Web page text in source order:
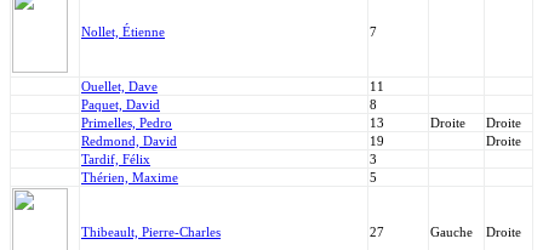
Nollet, Étienne 7
Ouellet, Dave
11
Paquet, David
8
Primelles, Pedro
13 Droite
Droite
Redmond, David
19
Droite
Tardif, Félix
3
Thérien, Maxime
5
Thibeault, Pierre-Charles 27 Gauche Droite